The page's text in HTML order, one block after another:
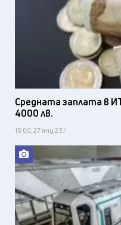
Средната заплата в
4000 лв.
15:00, 27 яну 23 /